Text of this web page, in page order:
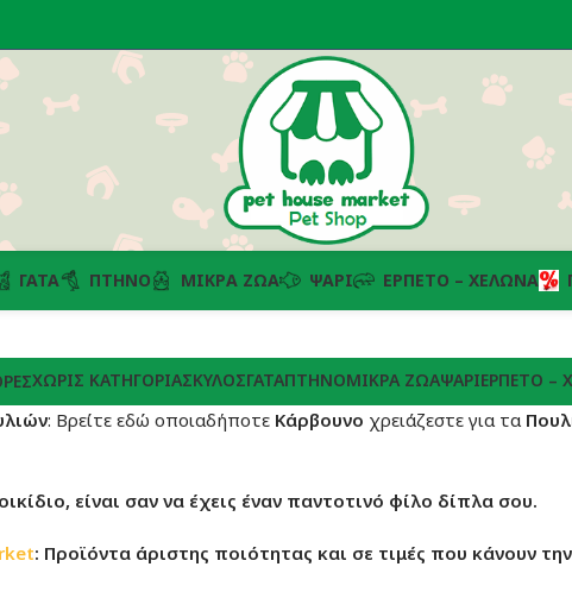
ΓΆΤΑ ΠΤΗΝΌ ΜΙΚΡΆ ΖΏΑ ΨΆΡΙ ΕΡΠΕΤΌ – ΧΕΛΏΝΑ
ΧΩΡΊΣ ΚΑΤΗΓΟΡΊΑΣΚΎΛΟΣΓΆΤΑΠΤΗΝΌΜΙΚΡΆ ΖΏΑΨΆΡΙΕΡΠΕΤΌ –
: Βρείτε εδώ οποιαδήποτε Κάρβουνo χρειάζεστε για τα
είναι σαν να έχεις έναν παντοτινό φίλο δίπλα σου.
: Προϊόντα άριστης ποιότητας και σε τιμές που κάνουν